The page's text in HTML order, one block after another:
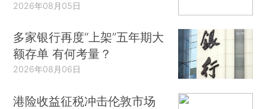
2026年08月05日
多家银行再度“上架”五年期大
额存单 有何考量？
2026年08月06日
港险收益征税冲击伦敦市场